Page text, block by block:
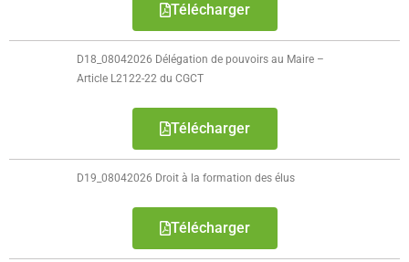
Télécharger
D18_08042026 Délégation de pouvoirs au Maire –
Article L2122-22 du CGCT
Télécharger
D19_08042026 Droit à la formation des élus
Télécharger